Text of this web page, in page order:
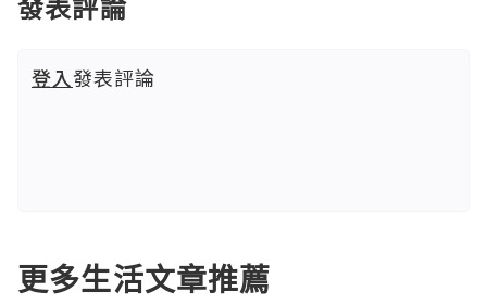
發表評論
登入發表評論
更多生活文章推薦